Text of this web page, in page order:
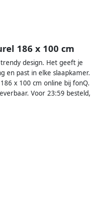
186 x 100 cm
design. Het geeft je
en past in elke slaapkamer.
x 100 cm online bij fonQ.
Voor 23:59 besteld,